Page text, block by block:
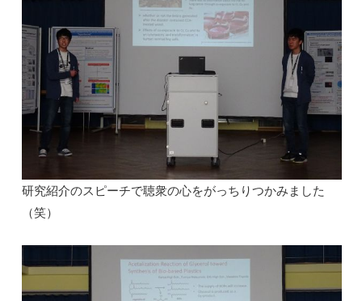
研究紹介のスピーチで聴衆の心をがっちりつかみました
（笑）